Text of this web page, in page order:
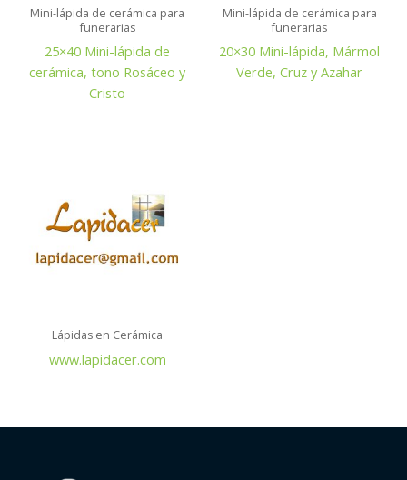
Mini-lápida de cerámica para
funerarias
25×40 Mini-lápida de
cerámica, tono Rosáceo y
Cristo
Mini-lápida de cerámica para
funerarias
20×30 Mini-lápida, Mármol
Verde, Cruz y Azahar
Lápidas en Cerámica
www.lapidacer.com